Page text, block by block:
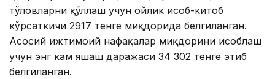
тўловларни қўллаш учун ойлик ҳисоб-китоб
кўрсаткичи 2917 тенге миқдорида белгиланган.
Асосий ижтимоий нафақалар миқдорини ҳисоблаш
учун энг кам яшаш даражаси 34 302 тенге этиб
белгиланган.